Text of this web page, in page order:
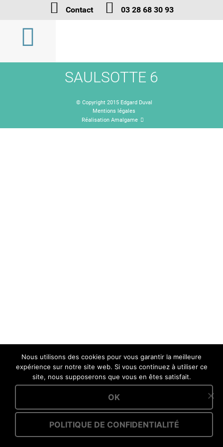
Contact 03 28 68 30 93
SAULSOTTE 6
© Copyright 2015 Edgard Duval
Mentions légales
Réalisation Amalgame
Nous utilisons des cookies pour vous garantir la meilleure
expérience sur notre site web. Si vous continuez à utiliser ce
site, nous supposerons que vous en êtes satisfait.
OK
POLITIQUE DE CONFIDENTIALITÉ